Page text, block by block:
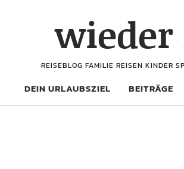
REISEBLOG FAMILIE REISEN KINDER
DEIN URLAUBSZIEL BEITRÄGE